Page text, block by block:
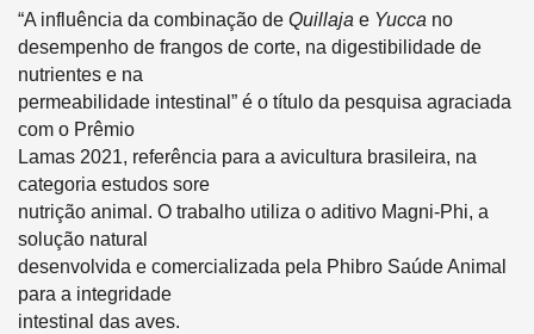
“A influência da combinação de Quillaja e Yucca no
desempenho de frangos de corte, na digestibilidade de
nutrientes e na
permeabilidade intestinal” é o título da pesquisa agraciada
com o Prêmio
Lamas 2021, referência para a avicultura brasileira, na
categoria estudos sore
nutrição animal. O trabalho utiliza o aditivo Magni-Phi, a
solução natural
desenvolvida e comercializada pela Phibro Saúde Animal
para a integridade
intestinal das aves.